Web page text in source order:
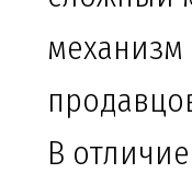
механизм
В